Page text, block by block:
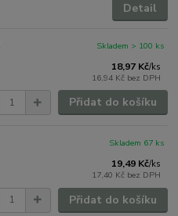
Detail
18,97 Kč/ks
16,94 Kč bez DPH
Skladem > 100 ks
Přidat do košíku
19,49 Kč/ks
17,40 Kč bez DPH
Skladem 67 ks
Přidat do košíku